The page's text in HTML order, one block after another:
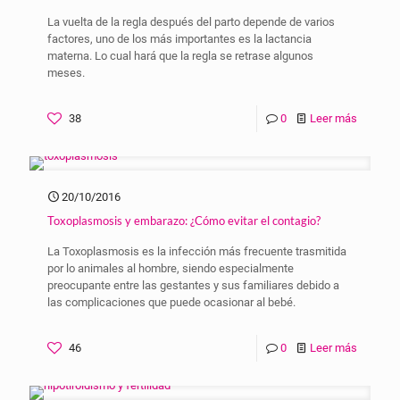
La vuelta de la regla después del parto depende de varios
factores, uno de los más importantes es la lactancia
materna. Lo cual hará que la regla se retrase algunos
meses.
38 0 Leer más
20/10/2016
Toxoplasmosis y embarazo: ¿Cómo evitar el contagio?
La Toxoplasmosis es la infección más frecuente trasmitida
por lo animales al hombre, siendo especialmente
preocupante entre las gestantes y sus familiares debido a
las complicaciones que puede ocasionar al bebé.
46 0 Leer más